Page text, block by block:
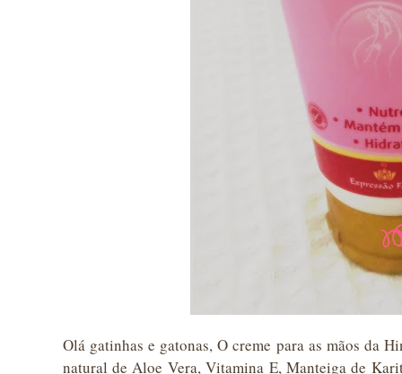
Olá gatinhas e gatonas, O creme para as mãos da
natural de Aloe Vera, Vitamina E, Manteiga de